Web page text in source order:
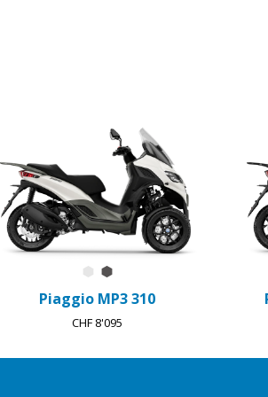
Précédent
Bianco Luna
Piaggio MP3 310
CHF 8'095